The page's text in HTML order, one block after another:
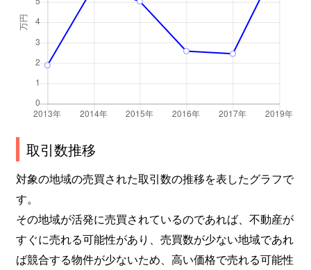
取引数推移
対象の地域の売買された取引数の推移を表したグラフで
す。
その地域が活発に売買されているのであれば、不動産が
すぐに売れる可能性があり、売買数が少ない地域であれ
ば競合する物件が少ないため、高い価格で売れる可能性